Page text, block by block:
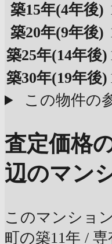
築15年(4年後)
築20年(9年後)
築25年(14年後)
築30年(19年後)
この物件の
査定価格
辺のマン
このマンショ
町の築11年 /